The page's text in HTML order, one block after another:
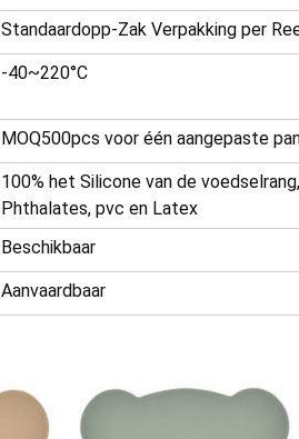
Standaardopp-Zak Verpakking per
-40~220°C
MOQ500pcs voor één aangepaste
100% het Silicone van de
Phthalates, pvc en Latex
Beschikbaar
Aanvaardbaar